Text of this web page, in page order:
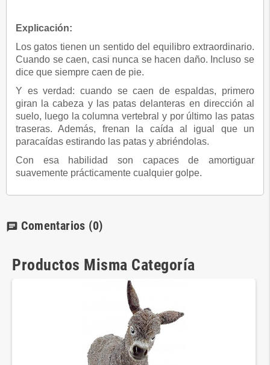
Explicación:
Los gatos tienen un sentido del equilibro extraordinario.
Cuando se caen, casi nunca se hacen daño. Incluso se
dice que siempre caen de pie.
Y es verdad: cuando se caen de espaldas, primero
giran la cabeza y las patas delanteras en dirección al
suelo, luego la columna vertebral y por último las patas
traseras. Además, frenan la caída al igual que un
paracaídas estirando las patas y abriéndolas.
Con esa habilidad son capaces de amortiguar
suavemente prácticamente cualquier golpe.
chat Comentarios (0)
Productos Misma Categoría